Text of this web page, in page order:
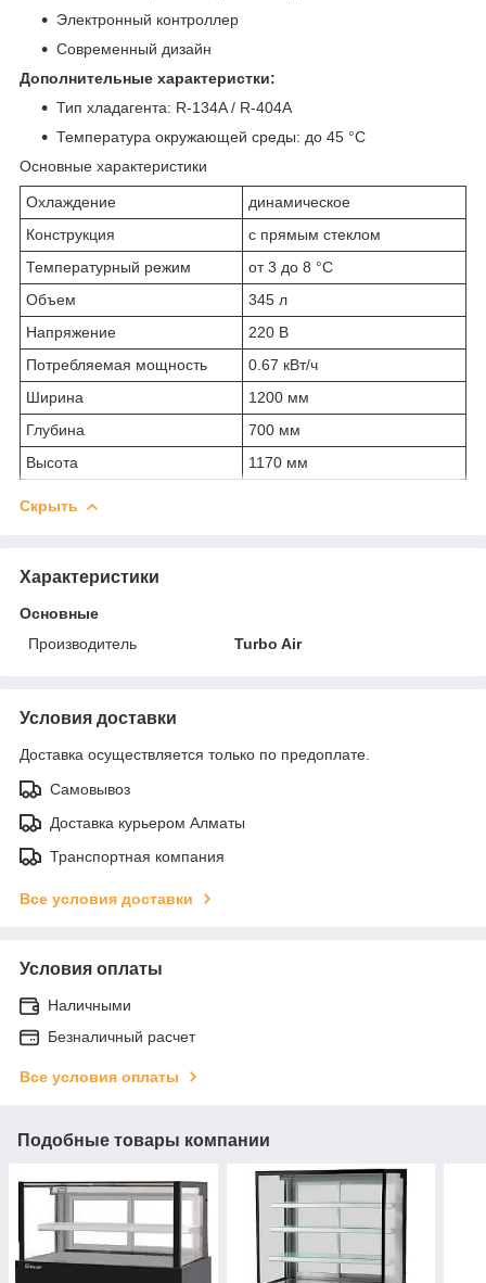
Электронный контроллер
Современный дизайн
Дополнительные характеристки:
Тип хладагента: R-134A / R-404A
Температура окружающей среды: до 45 °С
Основные характеристики
Охлаждение
динамическое
Конструкция
с прямым стеклом
Температурный режим
от 3 до 8 °С
Объем
345 л
Напряжение
220 В
Потребляемая мощность
0.67 кВт/ч
Ширина
1200 мм
Глубина
700 мм
Высота
1170 мм
Скрыть
Характеристики
Основные
Производитель
Turbo Air
Условия доставки
Доставка осуществляется только по предоплате.
Самовывоз
Доставка курьером Алматы
Транспортная компания
Все условия доставки
Условия оплаты
Наличными
Безналичный расчет
Все условия оплаты
Подобные товары компании